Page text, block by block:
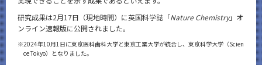
研究成果は2月17日（現地時間）に英国科学誌「Nature Chemistry」オ
ンライン速報版に公開されました。
※2024年10月1日に東京医科歯科大学と東京工業大学が統合し、東京科学大学（Scien
ce Tokyo）となりました。